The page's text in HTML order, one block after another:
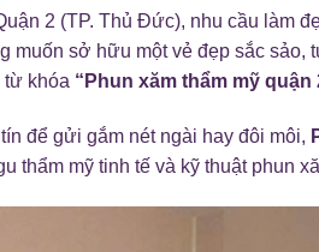
2 (TP. Thủ Đức), nhu cầu làm
muốn sở hữu một vẻ đẹp sắc
từ khóa “Phun xăm thẩm mỹ quận
để gửi gắm nét ngài hay đôi môi,
thẩm mỹ tinh tế và kỹ thuật phun